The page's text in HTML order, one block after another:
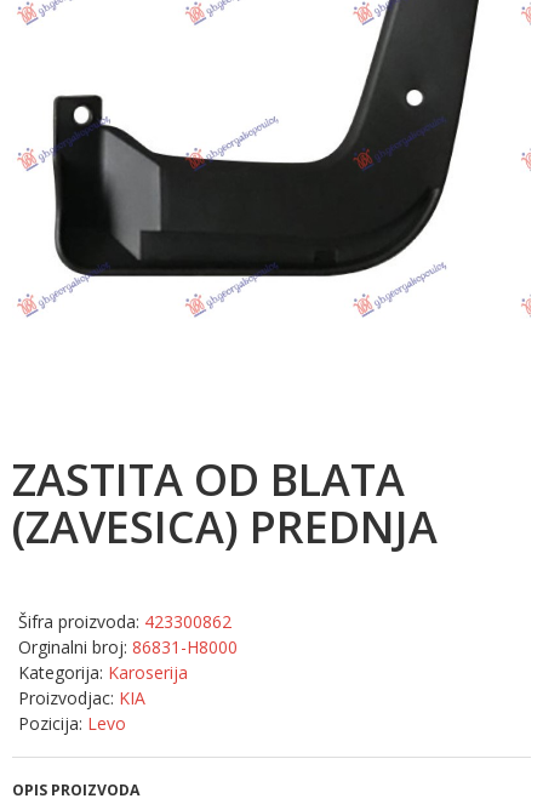
ZASTITA OD BLATA
(ZAVESICA) PREDNJA
Šifra proizvoda: 423300862
Orginalni broj: 86831-H8000
Kategorija: Karoserija
Proizvodjac: KIA
Pozicija: Levo
OPIS PROIZVODA